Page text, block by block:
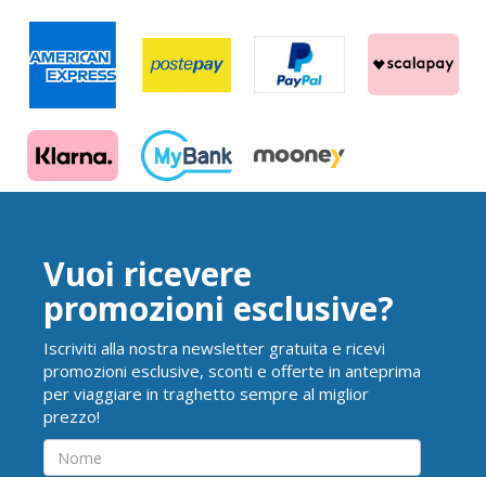
Vuoi ricevere
promozioni esclusive?
Iscriviti alla nostra newsletter gratuita e ricevi
promozioni esclusive, sconti e offerte in anteprima
per viaggiare in traghetto sempre al miglior
prezzo!